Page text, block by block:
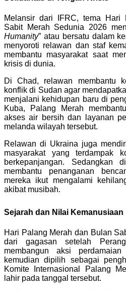
Melansir dari IFRC, tema Hari
Sabit Merah Sedunia 2026
Humanity” atau bersatu dalam
menyoroti relawan dan staf
membantu masyarakat saat
krisis di dunia.
Di Chad, relawan membantu
konflik di Sudan agar
menjalani kehidupan baru di
Kuba, Palang Merah
akses air bersih dan layanan
melanda wilayah tersebut.
Relawan di Ukraina juga
masyarakat yang terdampak
berkepanjangan. Sedangkan
membantu penanganan
mereka ikut mengalami
akibat musibah.
Sejarah dan Nilai Kemanusiaan
Hari Palang Merah dan Bulan
dari gagasan setelah
membangun aksi
kemudian dipilih sebagai
Komite Internasional Palang
lahir pada tanggal tersebut.